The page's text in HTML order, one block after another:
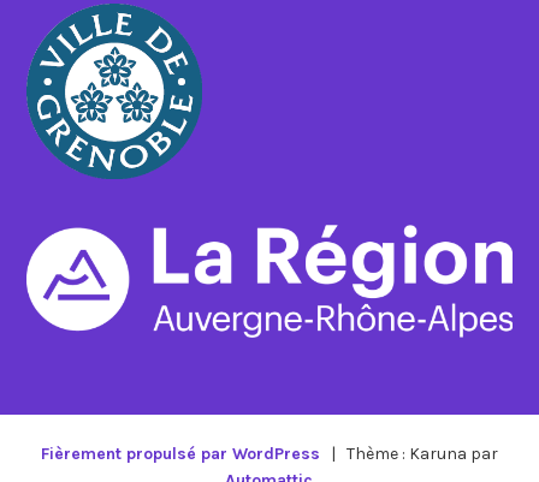
Fièrement propulsé par WordPress | Thème : Karuna par